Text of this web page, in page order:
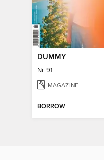
DUMMY
Nr. 91
MAGAZINE
BORROW